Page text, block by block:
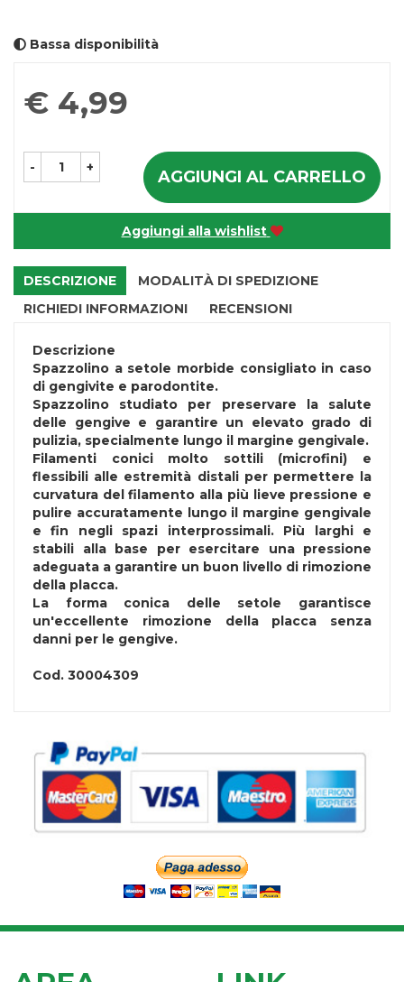
Bassa disponibilità
Prezzo
€ 4,99
- + AGGIUNGI AL CARRELLO
Aggiungi alla wishlist
DESCRIZIONE
MODALITÀ DI SPEDIZIONE
RICHIEDI INFORMAZIONI
RECENSIONI
Descrizione
Spazzolino a setole morbide consigliato in caso
di gengivite e parodontite.
Spazzolino studiato per preservare la salute
delle gengive e garantire un elevato grado di
pulizia, specialmente lungo il margine gengivale.
Filamenti conici molto sottili (microfini) e
flessibili alle estremità distali per permettere la
curvatura del filamento alla più lieve pressione e
pulire accuratamente lungo il margine gengivale
e fin negli spazi interprossimali. Più larghi e
stabili alla base per esercitare una pressione
adeguata a garantire un buon livello di rimozione
della placca.
La forma conica delle setole garantisce
un'eccellente rimozione della placca senza
danni per le gengive.
Cod. 30004309